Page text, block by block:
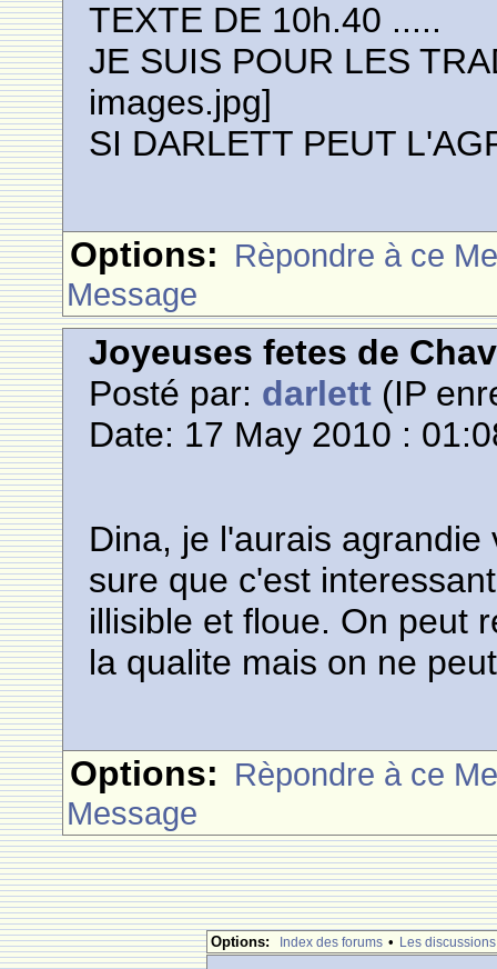
TEXTE DE 10h.40 .....
JE SUIS POUR LES
images.jpg]
SI DARLETT PEUT
Options: Rèpondre à ce
Message
Joyeuses fetes de
Posté par: darlett (IP
Date: 17 May 2010 :
Dina, je l'aurais
sure que c'est
illisible et floue. On peut
la qualite mais on ne
Options: Rèpondre à ce
Message
Options: Index des forums • Les discussions